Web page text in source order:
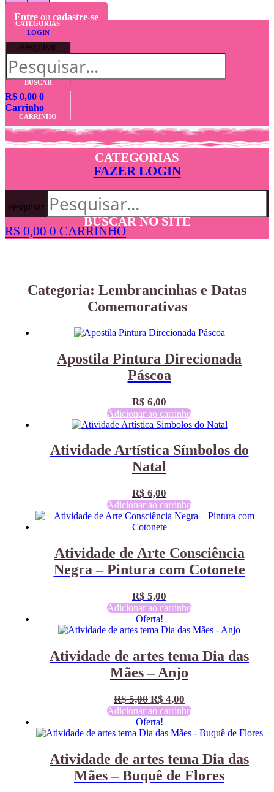
Entre ou cadastre-se
CATEGORIAS
LOGIN
Pesquisar
BUSCAR
R$ 0,00 0
Carrinho
CARRINHO
CATEGORIAS
FAZER LOGIN
Pesquisar
BUSCAR NO SITE
R$ 0,00 0 CARRINHO
Categoria: Lembrancinhas e Datas
Comemorativas
Apostila Pintura Direcionada
Páscoa
R$ 6,00
Adicionar ao carrinho
Atividade Artística Símbolos do
Natal
R$ 6,00
Adicionar ao carrinho
Atividade de Arte Consciência
Negra – Pintura com Cotonete
R$ 5,00
Adicionar ao carrinho
Oferta!
Atividade de artes tema Dia das
Mães – Anjo
R$5,00 O
preço
original
era:
R$ 4,00
preço
é:
Adicionar ao carrinho
Oferta!
Atividade de artes tema Dia das
Mães – Buquê de Flores